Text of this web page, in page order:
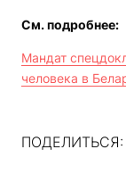
См. подробнее:
Мандат
человека в
ПОДЕЛИТЬСЯ: